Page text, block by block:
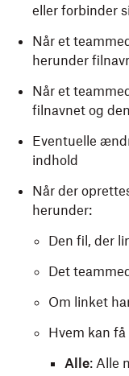
eller forbinder
Når et
herunder
Når et
filnavnet og
Eventuelle
indhold
Når der
herunder:
Den fil, der
Det
Om linket
Hvem kan
Alle: Alle